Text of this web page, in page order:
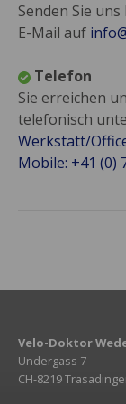
Senden Sie
E-Mail auf
Telefon
Sie erreichen
telefonisch
Werkstatt/
Mobile: +41 (0)
Velo-Doktor
Undergass 7
CH-8219